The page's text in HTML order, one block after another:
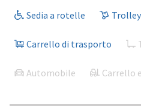
Sedia a rotelle Trolley
Carrello di trasporto
Automobile Carrello